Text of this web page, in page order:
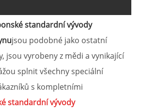
standardní vývody
jsou podobné jako ostatní
jsou vyrobeny z mědi a vynikající
splnit všechny speciální
s kompletními
standardní vývody